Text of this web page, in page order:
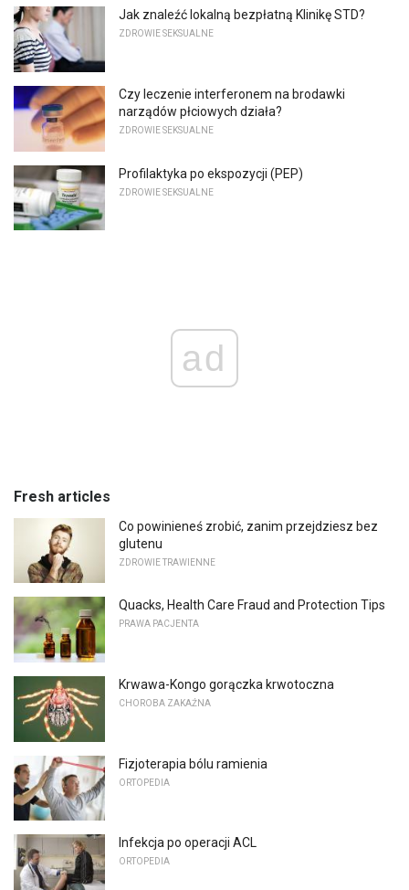
Jak znaleźć lokalną bezpłatną Klinikę STD?
ZDROWIE SEKSUALNE
Czy leczenie interferonem na brodawki
narządów płciowych działa?
ZDROWIE SEKSUALNE
Profilaktyka po ekspozycji (PEP)
ZDROWIE SEKSUALNE
ad
Fresh articles
Co powinieneś zrobić, zanim przejdziesz bez
glutenu
ZDROWIE TRAWIENNE
Quacks, Health Care Fraud and Protection Tips
PRAWA PACJENTA
Krwawa-Kongo gorączka krwotoczna
CHOROBA ZAKAŹNA
Fizjoterapia bólu ramienia
ORTOPEDIA
Infekcja po operacji ACL
ORTOPEDIA